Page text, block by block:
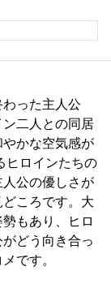
った主人公
二人との同居
かな空気感が
ヒロインたちの
公の優しさが
ころです。大
もあり、ヒロ
どう向き合っ
です。